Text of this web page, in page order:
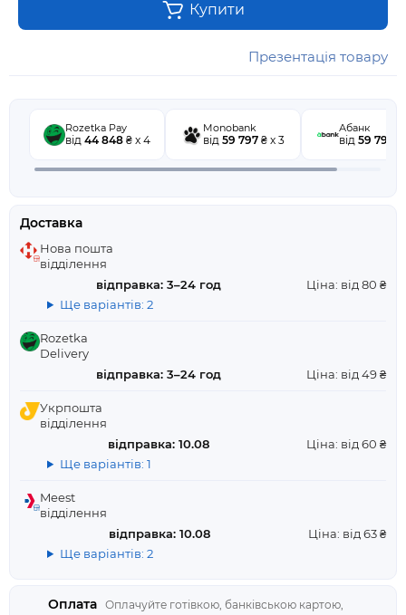
Купити
Презентація товару
Оплата Оплачуйте готівкою, банківською картою,
Rozetka Pay
від 44 848 ₴ x 4
Monobank
від 59 797 ₴ x 3
Абанк
від 59 797
Доставка
Нова пошта
відділення
відправка: 3–24 год
Ціна: від 80 ₴
Ще варіантів: 2
Rozetka
Delivery
відправка: 3–24 год
Ціна: від 49 ₴
Укрпошта
відділення
відправка: 10.08
Ціна: від 60 ₴
Ще варіантів: 1
Meest
відділення
відправка: 10.08
Ціна: від 63 ₴
Ще варіантів: 2